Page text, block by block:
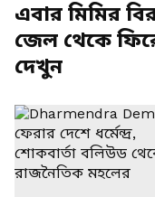
এবার মিমির
জেল থেকে
দেখুন